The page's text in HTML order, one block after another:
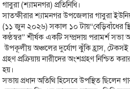
গাবুরা (শ্যামনগর) প্রতিনিধি।
সাতক্ষীরার শ্যামনগর উপজেলার গাবুরা
(১১ জুন ২০২৬) সকাল ১০ টায়“বেড়িবাঁধের
কণ্ঠস্বর” শীর্ষক একটি সম্প্রদায় পরামর্শ সভা
উপকূলীয় অঞ্চলের দুর্যোগ ঝুঁকি হ্রাস, টেকসই
গ্রহণ প্রক্রিয়ায় নারীদের অংশগ্রহণ
হয়।
সভায় প্রধান অতিথি হিসেবে উপস্থিত ছিলেন